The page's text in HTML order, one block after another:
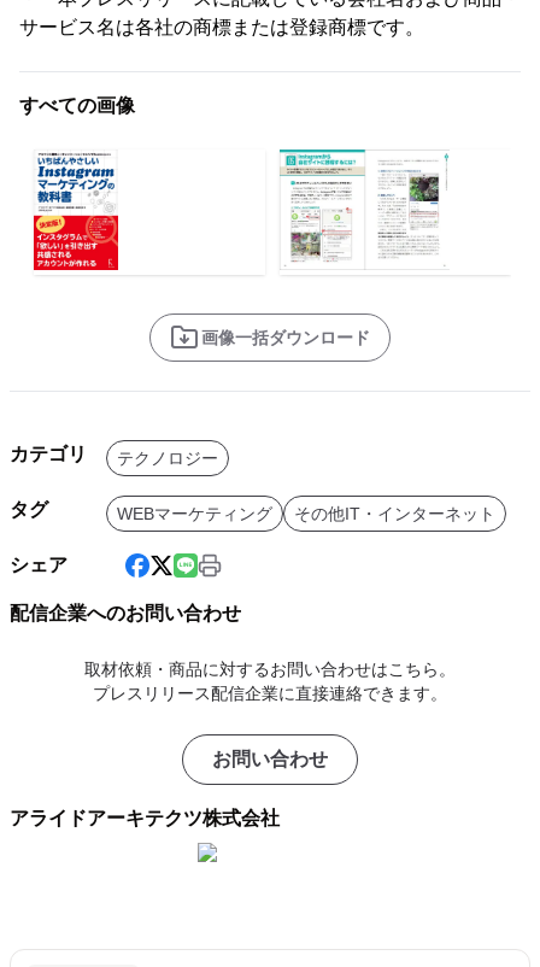
サービス名は各社の商標または登録商標です。
すべての画像
画像一括ダウンロード
カテゴリ テクノロジー
タグ WEBマーケティング その他IT・インターネット
シェア
配信企業へのお問い合わせ
取材依頼・商品に対するお問い合わせはこちら。
プレスリリース配信企業に直接連絡できます。
お問い合わせ
アライドアーキテクツ株式会社